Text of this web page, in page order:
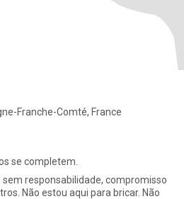
Franche-Comté, France
se completem.
responsabilidade, compromisso
bricar. Não